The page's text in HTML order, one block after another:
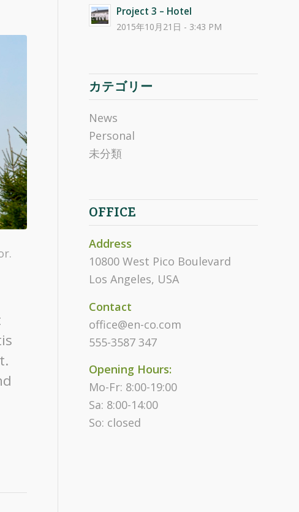
Project 3 – Hotel
2015年10月21日 - 3:43 PM
カテゴリー
News
Personal
未分類
OFFICE
Address
10800 West Pico Boulevard
Los Angeles, USA
Contact
office@en-co.com
555-3587 347
Opening Hours:
Mo-Fr: 8:00-19:00
Sa: 8:00-14:00
So: closed